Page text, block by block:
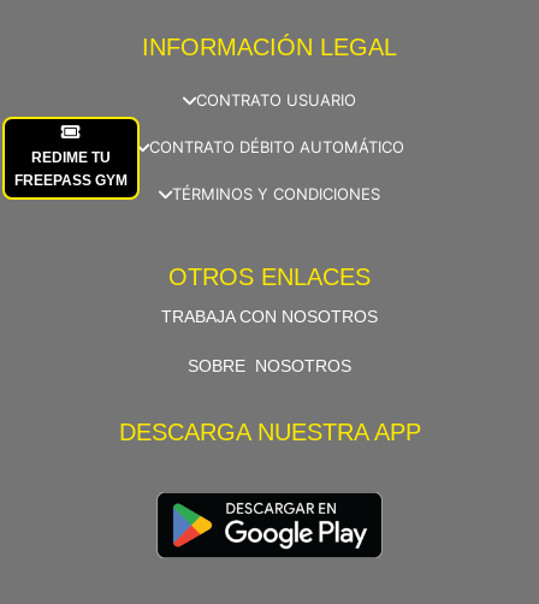
REDIME TU
FREEPASS GYM
INFORMACIÓN LEGAL
CONTRATO USUARIO
CONTRATO DÉBITO AUTOMÁTICO
TÉRMINOS Y CONDICIONES
OTROS ENLACES
TRABAJA CON NOSOTROS
SOBRE NOSOTROS
DESCARGA NUESTRA APP